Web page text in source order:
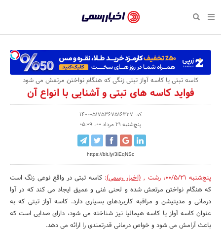
رسمی
-
اخبار
تایید
شده
شرکت‌ها،
سازمان‌ها
و
روابط
عمومی‌ها
بازگشت
صفحه نخست پایگاه خبری
اقتصادی
صفحه نخست اقتصادی
تجارت و بازار
کارآفرینی و استارتاپ
نفت، انرژی و صنایع
کسب و کار و خرده فروشی
صنایع غذایی و کشاورزی
کار و استخدام
اجتماعی
صفحه نخست اجتماعی
علم و آموزش
بهداشت و درمان
شهر و جامعه
محیط زیست
تبلیغات و روابط عمومی
فرهنگی
صفحه نخست فرهنگی
رسانه‌ها
نشریات و کتاب
سینما و تئاتر
صنایع دستی
صفحه نخست ورزش
تازه‌های ورزش
مکان‌های ورزشی
تجهیزات ورزشی
صفحه نخست سبک زندگی
سلامت و زیبایی
روانشناسی و موفقیت
مد و لباس
رویداد
صفحه نخست رویداد
حراج و تخفیف
جشنواره، نمایشگاه و
مسابقه و فراخوان
کاسه تبتی یا کاسه آواز تبتی زنگی که هنگام نواختن مرتعش می شود
فواید کاسه های تبتی و آشنایی با انواع آن
کد: 140005175367516327
پنج‌شنبه 21 مرداد 00، 05:09
https://bit.ly/3iEqNSc
پنج‌شنبه 00/5/21 ،رشت , (اخبار رسمی):کاسه تبتی در واقع نوعی زنگ است
که هنگام نواختن مرتعش شده و لحنی غنی و عمیق ایجاد می کند که در آوا
درمانی و مدیتیشن و مراقبه کاربردهای بسیاری دارد. کاسه آواز تبتی که به
عنوان کاسه آواز یا کاسه هیمالیا نیز شناخته می شود، دارای صدایی است که
باعث آرامش می شود و خواص درمانی قدرتمندی را ارائه می دهد.